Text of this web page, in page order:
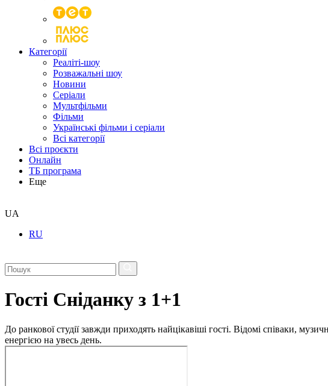
Категорії
Реаліті-шоу
Розважальні шоу
Новини
Серіали
Мультфільми
Фільми
Українські фільми і серіали
Всі категорії
Всі проєкти
Онлайн
ТБ програма
Еще
UA
RU
Гості Сніданку з 1+1
До ранкової студії завжди приходять найцікавіші гості. Відомі співаки,
енергією на увесь день.